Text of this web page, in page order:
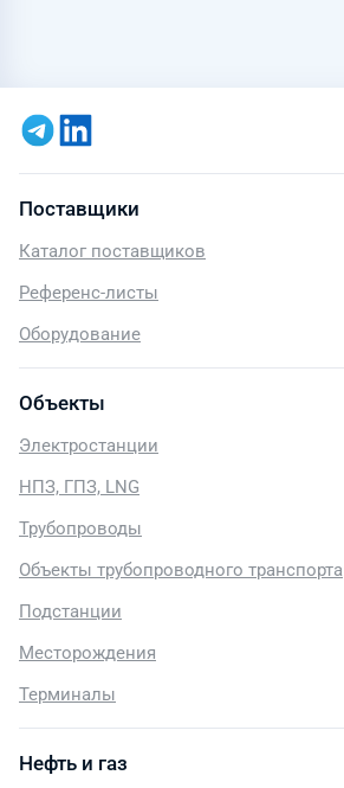
Поставщики
Каталог поставщиков
Референс-листы
Оборудование
Объекты
Электростанции
НПЗ, ГПЗ, LNG
Трубопроводы
Объекты трубопроводного транспорта
Подстанции
Месторождения
Терминалы
Нефть и газ